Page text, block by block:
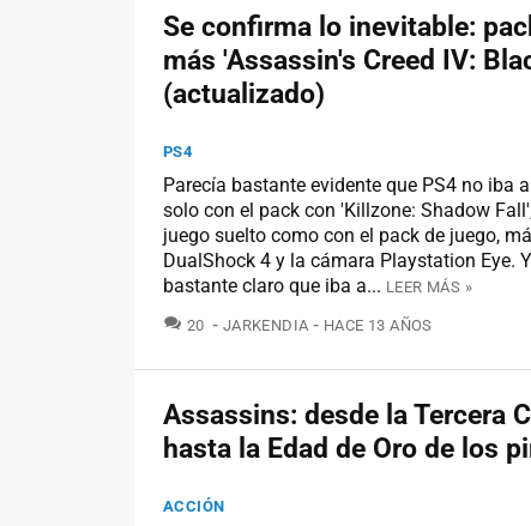
Se confirma lo inevitable:
más 'Assassin's Creed IV:
(actualizado)
PS4
Parecía bastante evidente que PS4 no iba
solo con el pack con 'Killzone: Shadow
juego suelto como con el pack de juego,
DualShock 4 y la cámara Playstation Eye.
bastante claro que iba a... LEER MÁS »
20 COMENTARIOS
JARKENDIA HACE 13 AÑOS
Assassins: desde la Tercera
hasta la Edad de Oro de los
ACCIÓN